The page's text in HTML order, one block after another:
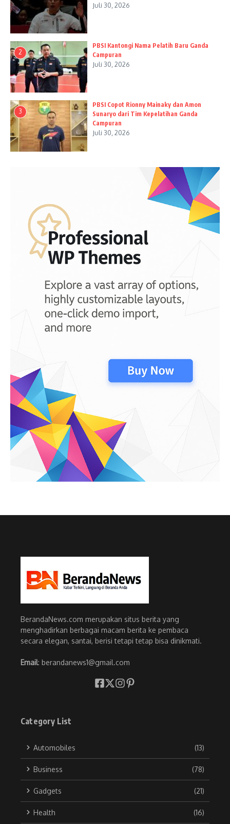
Juli 30, 2026
2
PBSI Kantongi Nama Pelatih Baru Ganda
Campuran
Juli 30, 2026
3
PBSI Copot Rionny Mainaky dan Amon
Sunaryo dari Tim Kepelatihan Ganda
Campuran
Juli 30, 2026
BerandaNews.com merupakan situs berita yang
menghadirkan berbagai macam berita ke pembaca
secara elegan, santai, berisi tetapi tetap bisa dinikmati.
Email: berandanews1@gmail.com
Category List
Automobiles (13)
Business (78)
Gadgets (21)
Health (16)